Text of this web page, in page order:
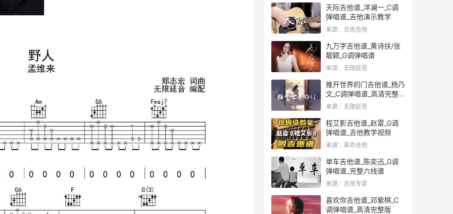
天际吉他谱_洋澜一_C调
弹唱谱_吉他演示教学
来源：北尚吉他
九万字吉他谱_黄诗扶/张
靓颖_G调弹唱谱
来源：无限延音
推开世界的门吉他谱_杨乃
文_C调弹唱谱_高清完整
版
来源：无限延音
程艾影吉他谱_赵雷_G调
弹唱谱_吉他教学视频
来源：革命吉他
单车吉他谱_陈奕迅_G调
弹唱谱_完整六线谱
来源：吉他专家
喜欢你吉他谱_邓紫棋_C
调弹唱谱_高清完整版